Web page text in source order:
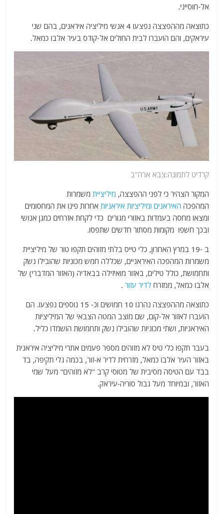
אל-חוסייני.
כתוצאה מההפצצה נפצעו 4 אנשי מיליציה איראנים, בהם שני
עיראקים, והם הועברו לבית החולים אל-קודס בעיר אלבו כמאל.
קרדיט לתמונה:צבא ארה"ב
המקור הצהיר כי לפני ההפצצה, מיליציית משמרות
המהפכה האיראנים ומיליציות איראניות אחרות פינו את המחסומים
ומצאו מחסה בעמדות באזורי מגורים כדי לקחת אזרחים כמגן אנושי
ובכך חשפו מקומות מסתור חדשים שתפסו.
ב -19 במרץ האחרון, כלי טייס בלתי מזוהים תקפו טור של מיליציית
משמרות המהפכה האיראניים, שכללה חמש מכוניות שהובילו נשק
ותחמושת, כולל טילים, באזור מואיזילה בבאדיה (האזור המדברי) של
אלבו כמאל, ממזרחלדיר עזור .
כתוצאה מההפצצה נהרגו 10 חמושים וכ- 15 נוספים נפצעו. הם
הועברו לאזור אל-קום, שם מוצב המטה הצבאי של המיליציות
האיראניות, ושתי מכוניות שהובילו נשק ותחמושת הושמדו כליל.
בעבר תקפו כלי טיס לא מזוהים מספר פעמים אתרי מיליציה איראנית
באזור העיר אלבו כמאל, מזרחית לדיר א-זור, בכמה גלי תקיפה, בד
בבד עם הטיסה מסיבית של מטוסי קרב "לא מזוהים" מעל שמי
האזור, ובמיוחד מעל גבול סוריה-עיראק.